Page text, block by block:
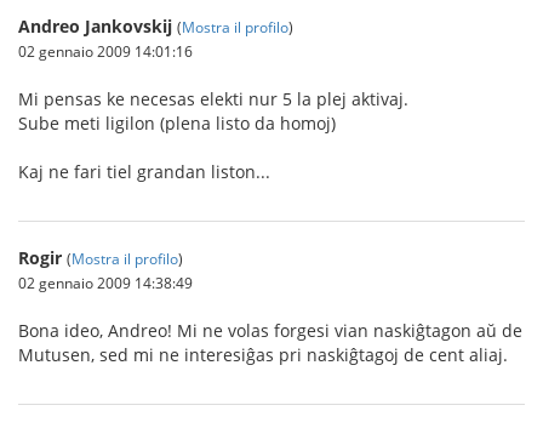
Andreo Jankovskij (Mostra il profilo)
02 gennaio 2009 14:01:16
Mi pensas ke necesas elekti nur 5 la plej aktivaj.
Sube meti ligilon (plena listo da homoj)
Kaj ne fari tiel grandan liston...
Rogir (Mostra il profilo)
02 gennaio 2009 14:38:49
Bona ideo, Andreo! Mi ne volas forgesi vian naskiĝtagon aŭ de
Mutusen, sed mi ne interesiĝas pri naskiĝtagoj de cent aliaj.